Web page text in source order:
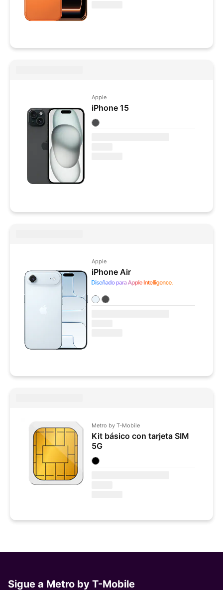
Apple
iPhone 15
Colores disponibles
Apple
iPhone Air
Colores disponibles
Metro by T-Mobile
Kit básico con tarjeta SIM
5G
Colores disponibles
Sigue a Metro by T-Mobile